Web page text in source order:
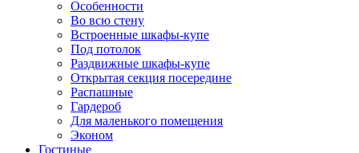
Особенности
Во всю стену
Встроенные шкафы-купе
Под потолок
Раздвижные шкафы-купе
Открытая секция посередине
Распашные
Гардероб
Для маленького помещения
Эконом
Гостиные